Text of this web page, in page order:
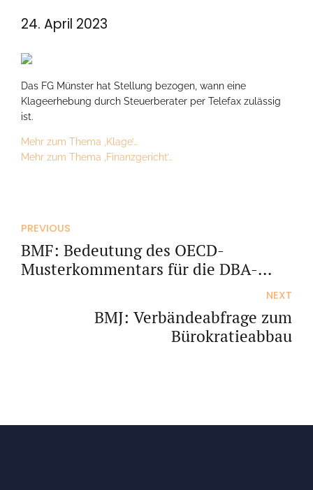
24. April 2023
Das FG Münster hat Stellung bezogen, wann eine
Klageerhebung durch Steuerberater per Telefax zulässig
ist.
Mehr zum Thema ‚Klage’…
Mehr zum Thema ‚Finanzgericht’…
PREVIOUS
BMF: Bedeutung des OECD-
Musterkommentars für die DBA-
NEXT
BMJ: Verbändeabfrage zum
Bürokratieabbau